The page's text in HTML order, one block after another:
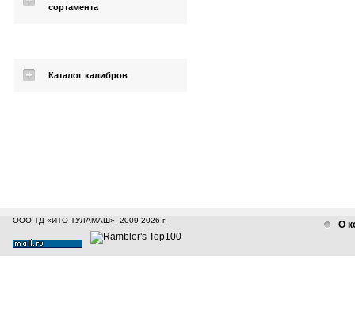
сортамента
Каталог калибров
ООО ТД «ИТО-ТУЛАМАШ», 2009-2026 г. О